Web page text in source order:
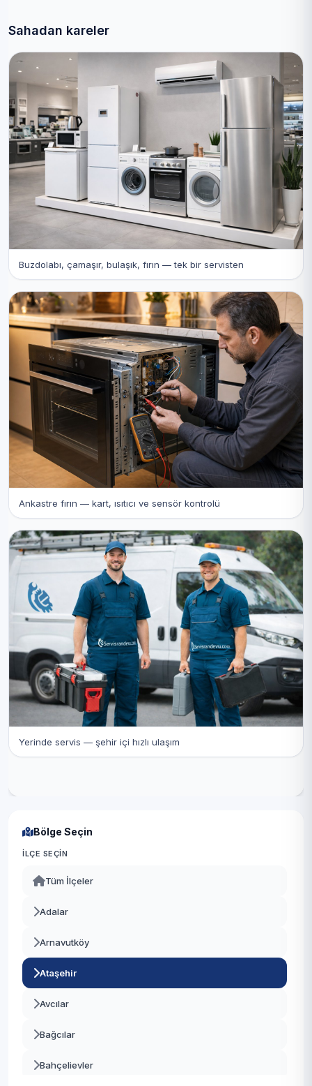
Sahadan kareler
Buzdolabı, çamaşır, bulaşık, fırın — tek bir servisten
Ankastre fırın — kart, ısıtıcı ve sensör kontrolü
Yerinde servis — şehir içi hızlı ulaşım
Bölge Seçin
İLÇE SEÇIN
Tüm İlçeler
Adalar
Arnavutköy
Ataşehir
Avcılar
Bağcılar
Bahçelievler